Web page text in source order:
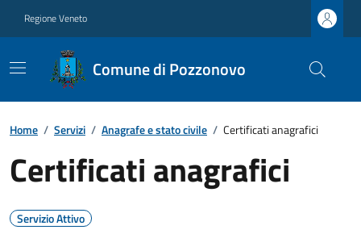
Regione Veneto
Comune di Pozzonovo
Home / Servizi / Anagrafe e stato civile / Certificati anagrafici
Certificati anagrafici
Servizio Attivo